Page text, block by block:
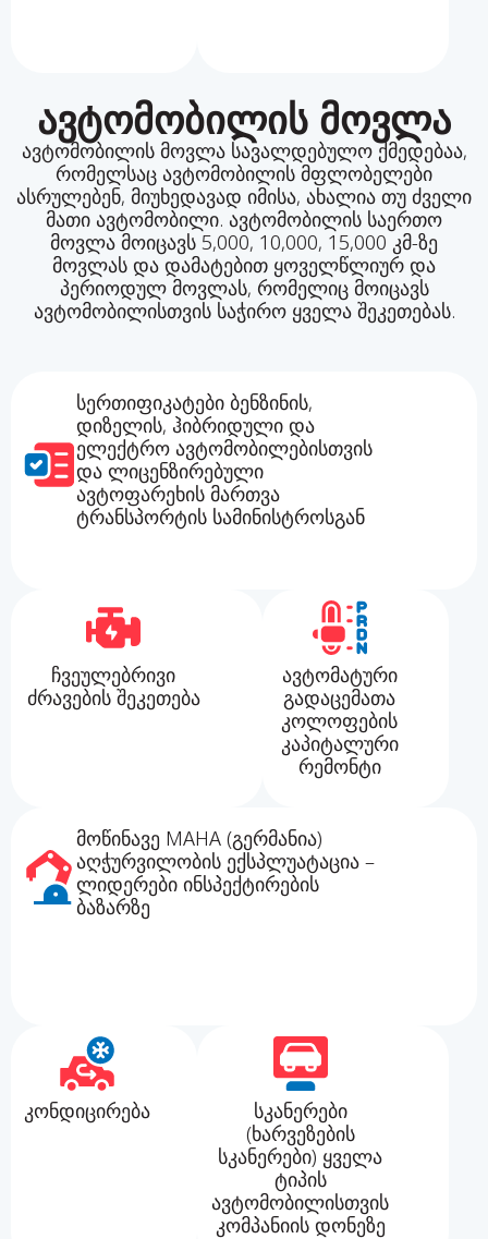
ავტომობილის მოვლა
ავტომობილის მოვლა სავალდებულო ქმედებაა,
რომელსაც ავტომობილის მფლობელები
ასრულებენ, მიუხედავად იმისა, ახალია თუ ძველი
მათი ავტომობილი. ავტომობილის საერთო
მოვლა მოიცავს 5,000, 10,000, 15,000 კმ-ზე
მოვლას და დამატებით ყოველწლიურ და
პერიოდულ მოვლას, რომელიც მოიცავს
ავტომობილისთვის საჭირო ყველა შეკეთებას.
სერთიფიკატები ბენზინის,
დიზელის, ჰიბრიდული და
ელექტრო ავტომობილებისთვის
და ლიცენზირებული
ავტოფარეხის მართვა
ტრანსპორტის სამინისტროსგან
კონდიცირება
სკანერები
(ხარვეზების
სკანერები) ყველა
ტიპის
ავტომობილისთვის
კომპანიის დონეზე
ჩვეულებრივი
ძრავების შეკეთება
ავტომატური
გადაცემათა
კოლოფების
კაპიტალური
რემონტი
მოწინავე MAHA (გერმანია)
აღჭურვილობის ექსპლუატაცია –
ლიდერები ინსპექტირების
ბაზარზე